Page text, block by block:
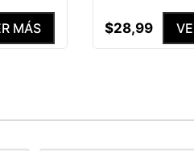
MÁS $28,99